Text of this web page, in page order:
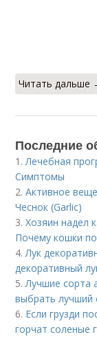
Читать дальше
Последние
1.Лечебная
Симптомы
2.Активное
Чеснок (Garlic)
3.Хозяин надел
Почему кошки
4.Лук
декоративный
5.Лучшие сорта
выбрать лучший
6. Если грузди
горчат соленые